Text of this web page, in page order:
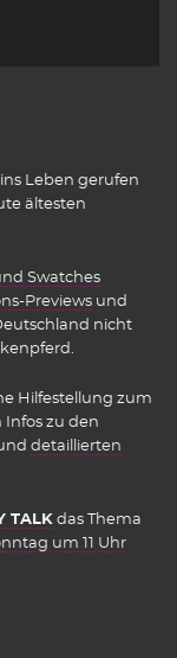
Leben gerufen
ältesten
Swatches
Previews und
nicht
Hilfestellung zum
zu den
detaillierten
TALK das Thema
um 11 Uhr